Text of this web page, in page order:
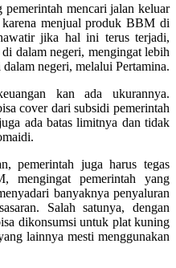
mencari jalan keluar
menjual produk BBM di
jika hal ini terus terjadi,
dalam negeri, mengingat lebih
negeri, melalui Pertamina.
kan ada ukurannya.
cover dari subsidi pemerintah
ada batas limitnya dan tidak
pemerintah juga harus tegas
mengingat pemerintah yang
banyaknya penyaluran
Salah satunya, dengan
dikonsumsi untuk plat kuning
lainnya mesti menggunakan